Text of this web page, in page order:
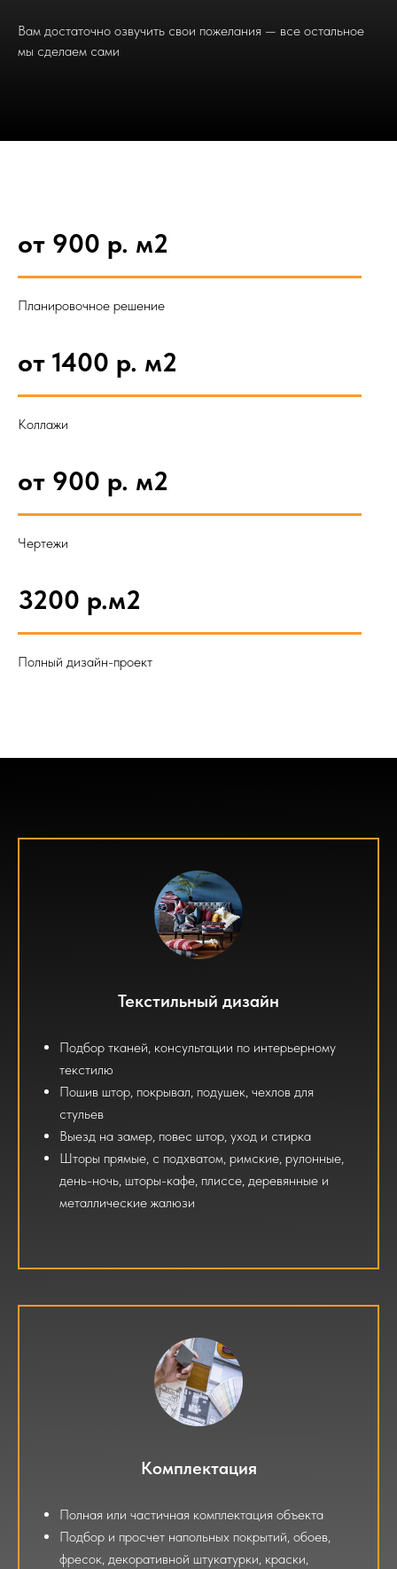
Вам достаточно озвучить свои пожелания — все остальное
мы сделаем сами
от 900 р. м2
Планировочное решение
от 1400 р. м2
Коллажи
от 900 р. м2
Чертежи
3200 р.м2
Полный дизайн-проект
Текстильный дизайн
Подбор тканей, консультации по интерьерному
текстилю
Пошив штор, покрывал, подушек, чехлов для
стульев
Выезд на замер, повес штор, уход и стирка
Шторы прямые, с подхватом, римские, рулонные,
день-ночь, шторы-кафе, плиссе, деревянные и
металлические жалюзи
Комплектация
Полная или частичная комплектация объекта
Подбор и просчет напольных покрытий, обоев,
фресок, декоративной штукатурки, краски,